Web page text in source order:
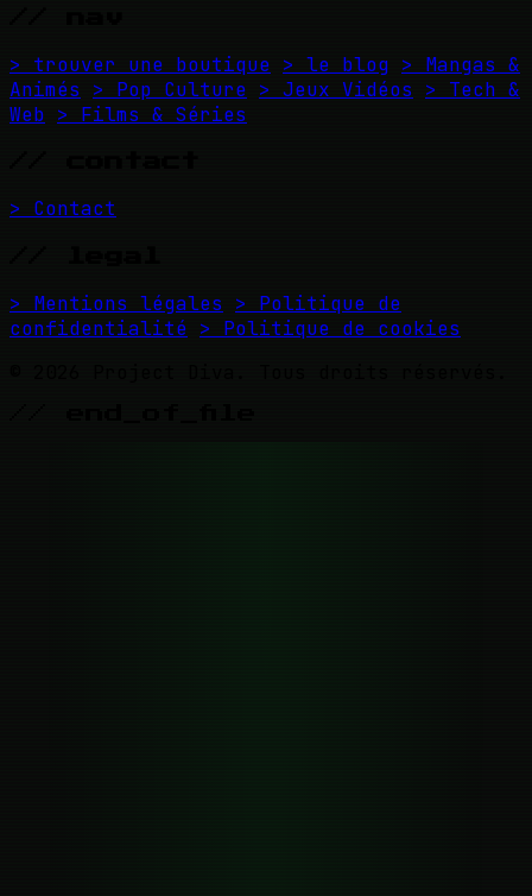
> trouver une boutique > le blog > Mangas &
Animés
> Pop Culture > Jeux Vidéos
> Tech &
Web > Films & Séries
> Contact
> Mentions légales
> Politique de
confidentialité > Politique de cookies